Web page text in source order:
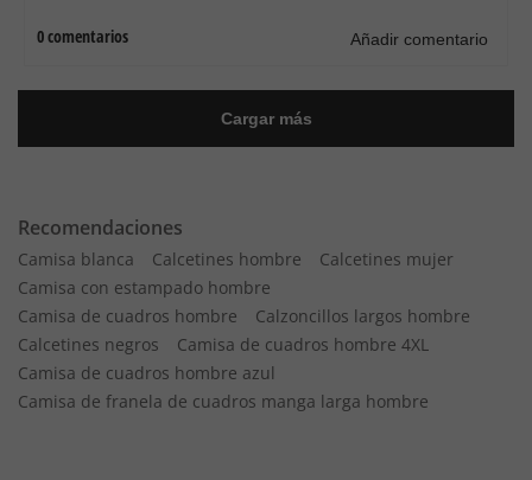
Recomendaciones
Camisa blanca Calcetines hombre
Calcetines mujer
Camisa con estampado hombre
Camisa de cuadros hombre
Calzoncillos largos hombre
Calcetines negros
Camisa de cuadros hombre 4XL
Camisa de cuadros hombre azul
Camisa de franela de cuadros manga larga hombre